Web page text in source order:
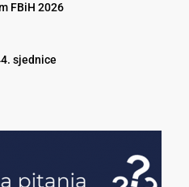
FBiH 2026
sjednice